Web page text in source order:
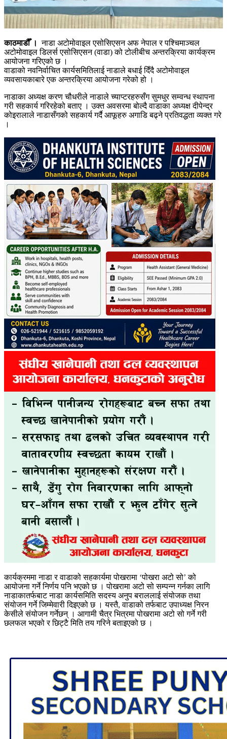
काठमाडौँ । नाडा अटोमोवाइल एसोसिएसन अफ नेपाल र पश्चिमाञ्चल
अटोमोवाइल डिलर्स एसोसिएसन (वाडा) को टोलीबीच अन्तरक्रिया कार्यक्रम
आयोजना गरिएको छ ।
वाडाको नवनिर्वाचित कार्यसमितिलाई नाडाले बधाई दिँदै अटोमोवाइल
व्यवसायकाबारे एक अन्तरक्रिया आयोजना गरेको हो ।
नाडाका अध्यक्ष करण चौधरीले नाडाले च्याप्टरहरुसँग सुमधुर सम्वन्ध स्थापना
गरी सहकार्य गरिरहेको बताए । उक्त अवसरमा बोल्दै वाडाका अध्यक्ष दीपेन्द्र
कोइरालाले नाडासँगको सहकार्य गर्दै आफूहरु अगाडि बढ्ने प्रतिवद्धता व्यक्त गरे
।
कार्यक्रममा नाडा र वाडाको सहकार्यमा पोखरामा ‘पोखरा अटो सो’ को
आयोजना गर्ने निर्णय पनि भएको छ । पोखरामा अटो सो सम्पन्न गर्नका लागि
नाडाकातर्फबाट नाडा कार्यसमिति सदस्य अनुप बराललाई संयोजक तथा
संयोजन गर्ने जिम्मेवारी दिइएको छ । यस्तै, वाडाको तर्फबाट उपाध्यक्ष निरन
केसीले संयोजन गर्नेछन् । आगामी चैत्र भित्रमा पोखरामा अटो सो गर्ने गरी
छलफल भएको र छिट्टै मिति तय गरिने बताइएको छ ।